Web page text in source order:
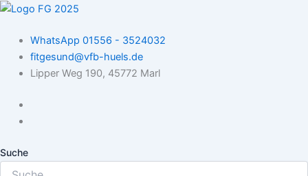
Zum
springenWhatsApp 01556 - 3524032
fitgesund@vfb-huels.de
Lipper Weg 190, 45772 Marl
Suche